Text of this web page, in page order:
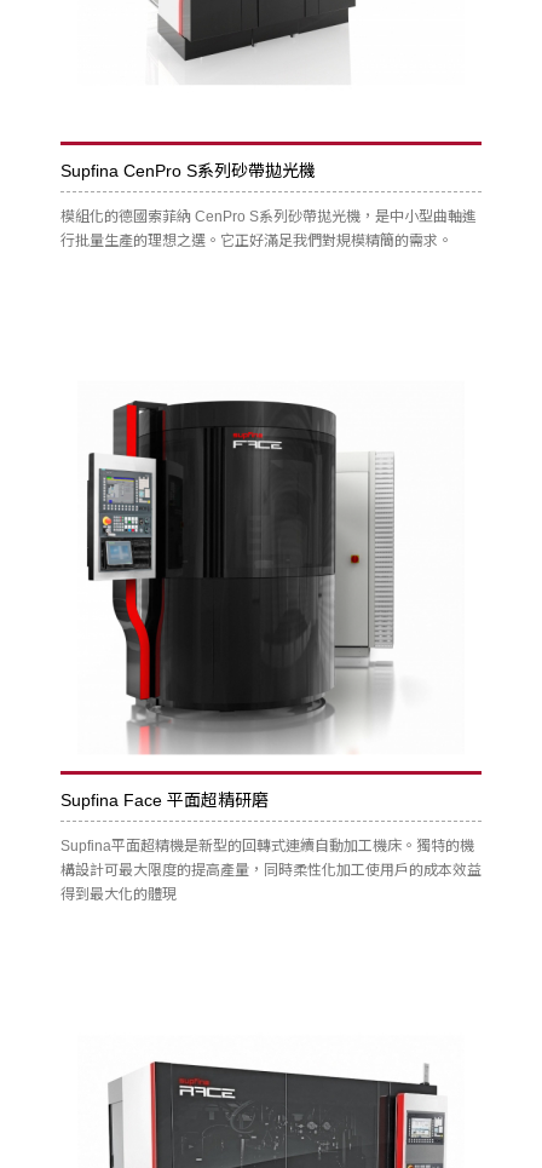
Supfina CenPro S系列砂帶拋光機
模組化的德國索菲納 CenPro S系列砂帶拋光機，是中小型曲軸進
行批量生產的理想之選。它正好滿足我們對規模精簡的需求。
Supfina Face 平面超精研磨
Supfina平面超精機是新型的回轉式連續自動加工機床。獨特的機
構設計可最大限度的提高產量，同時柔性化加工使用戶的成本效益
得到最大化的體現